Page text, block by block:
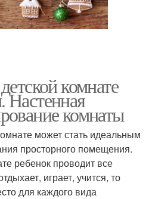
комнате
Настенная
комнаты
может стать идеальным
просторного помещения.
ребенок проводит все
играет, учится, то
для каждого вида